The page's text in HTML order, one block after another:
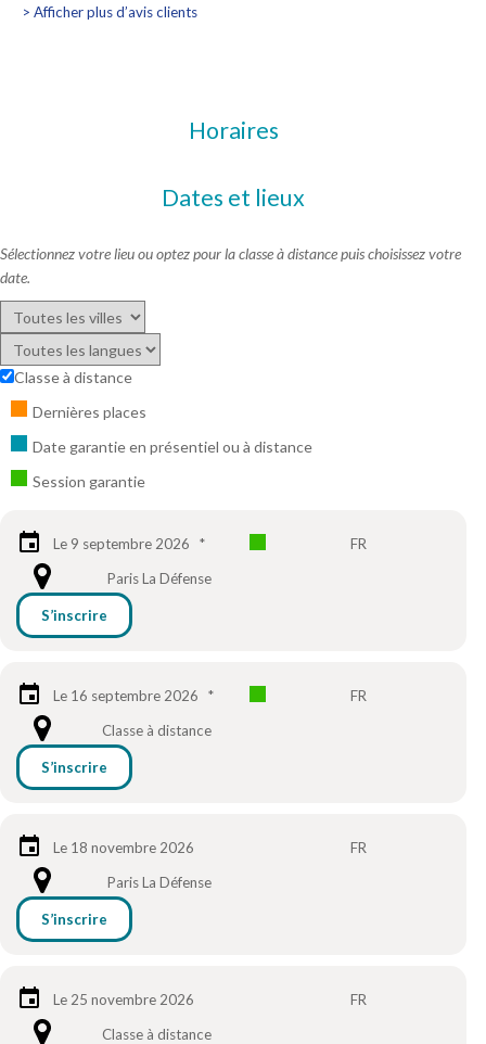
> Afficher plus d’avis clients
Horaires
Dates et lieux
Sélectionnez votre lieu ou optez pour la classe à distance puis choisissez votre
date.
Classe à distance
Dernières places
Date garantie en présentiel ou à distance
Session garantie
Le 9 septembre 2026 *
FR
Paris La Défense
S’inscrire
Le 16 septembre 2026 *
FR
Classe à distance
S’inscrire
Le 18 novembre 2026
FR
Paris La Défense
S’inscrire
Le 25 novembre 2026
FR
Classe à distance